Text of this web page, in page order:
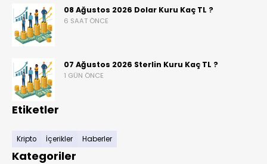
08 Ağustos 2026 Dolar Kuru Kaç TL ?
6 SAAT ÖNCE
07 Ağustos 2026 Sterlin Kuru Kaç TL ?
1 GÜN ÖNCE
Etiketler
Kripto İçerikler Haberler
Kategoriler